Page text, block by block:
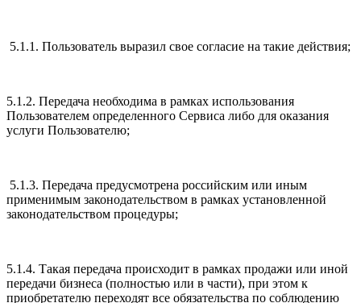
5.1.1. Пользователь выразил свое согласие на такие действия;
5.1.2. Передача необходима в рамках использования
Пользователем определенного Сервиса либо для оказания
услуги Пользователю;
5.1.3. Передача предусмотрена российским или иным
применимым законодательством в рамках установленной
законодательством процедуры;
5.1.4. Такая передача происходит в рамках продажи или иной
передачи бизнеса (полностью или в части), при этом к
приобретателю переходят все обязательства по соблюдению